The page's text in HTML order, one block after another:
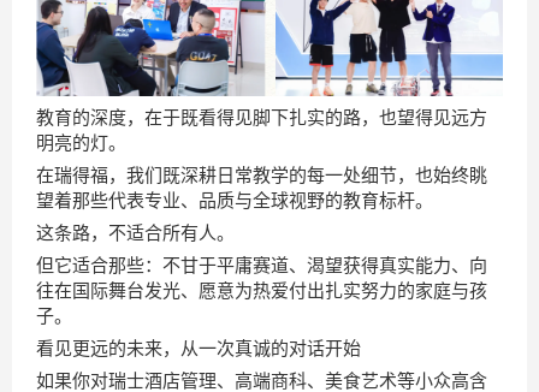
教育的深度，在于既看得见脚下扎实的路，也望得见远方
明亮的灯。
在瑞得福，我们既深耕日常教学的每一处细节，也始终眺
望着那些代表专业、品质与全球视野的教育标杆。
这条路，不适合所有人。
但它适合那些：不甘于平庸赛道、渴望获得真实能力、向
往在国际舞台发光、愿意为热爱付出扎实努力的家庭与孩
子。
看见更远的未来，从一次真诚的对话开始
如果你对瑞士酒店管理、高端商科、美食艺术等小众高含